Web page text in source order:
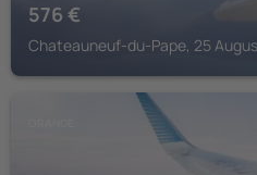
576 €
Chateauneuf-du-Pape, 25